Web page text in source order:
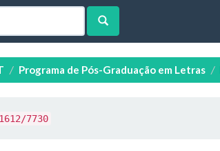
Programa de Pós-Graduação em Letras
7730